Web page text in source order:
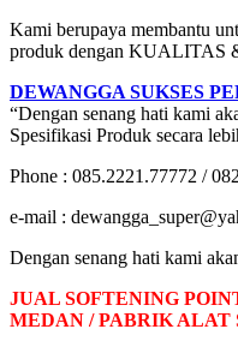
Kami berupaya membantu
produk dengan KUALITAS
DEWANGGA SUKSES
“Dengan senang hati kami
Spesifikasi Produk secara
Phone : 085.2221.77772 /
e-mail :
Dengan senang hati kami
JUAL SOFTENING
MEDAN / PABRIK ALAT